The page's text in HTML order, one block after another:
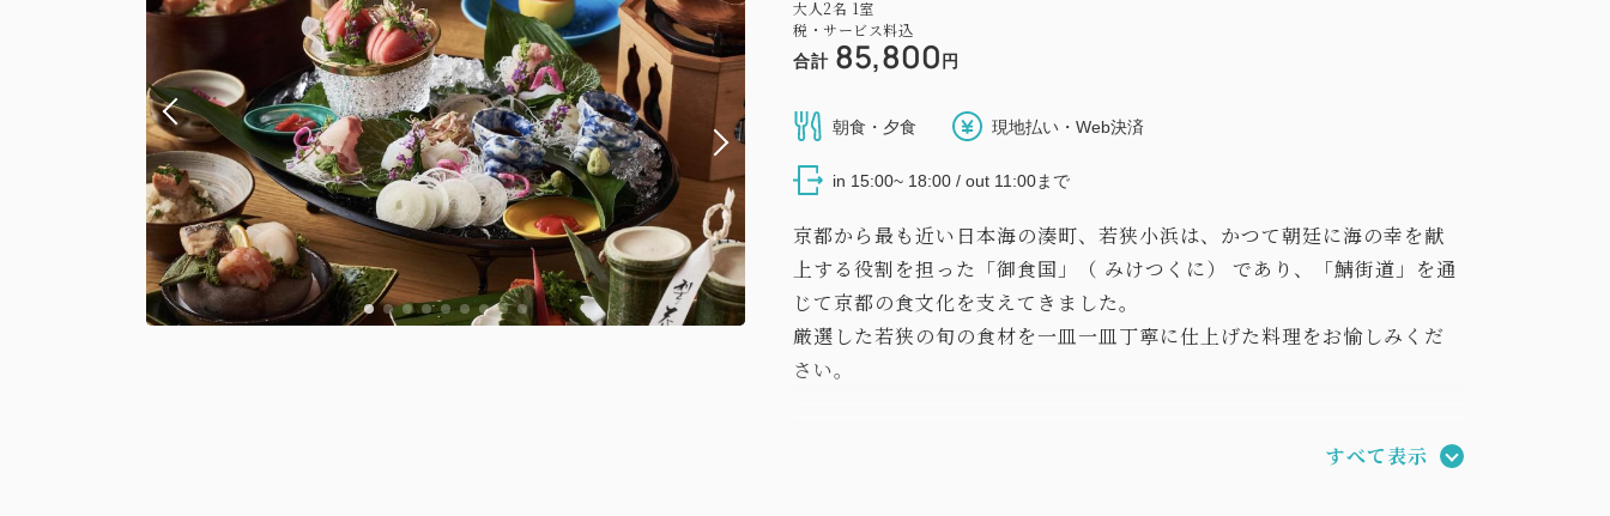
大人2名 1室
税・サービス料込
合計 85,800 円
朝食・夕食 現地払い・Web決済
in 15:00~ 18:00 / out 11:00まで
京都から最も近い日本海の湊町、若狭小浜は、かつて朝廷に海の幸を献
上する役割を担った「御食国」（ みけつくに） であり、「鯖街道」を通
じて京都の食文化を支えてきました。
厳選した若狭の旬の食材を一皿一皿丁寧に仕上げた料理をお愉しみくだ
さい。
若狭湾で水揚げされる新鮮な海の幸、地元で採れる里の恵みにこだわっ
すべて表示